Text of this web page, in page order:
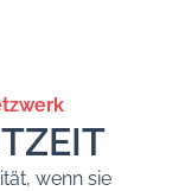
wenn sie